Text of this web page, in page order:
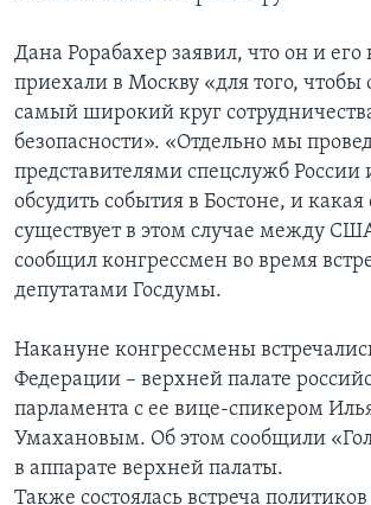
Дана Рорабахер заявил, что он и его
приехали в Москву «для того, чтобы
самый широкий круг
безопасности». «Отдельно мы
представителями спецслужб
обсудить события в Бостоне, и какая
существует в этом случае между
сообщил конгрессмен во время
депутатами Госдумы.
Накануне конгрессмены
Федерации – верхней палате
парламента с ее вице-спикером
Умахановым. Об этом сообщили
в аппарате верхней палаты.
Также состоялась встреча